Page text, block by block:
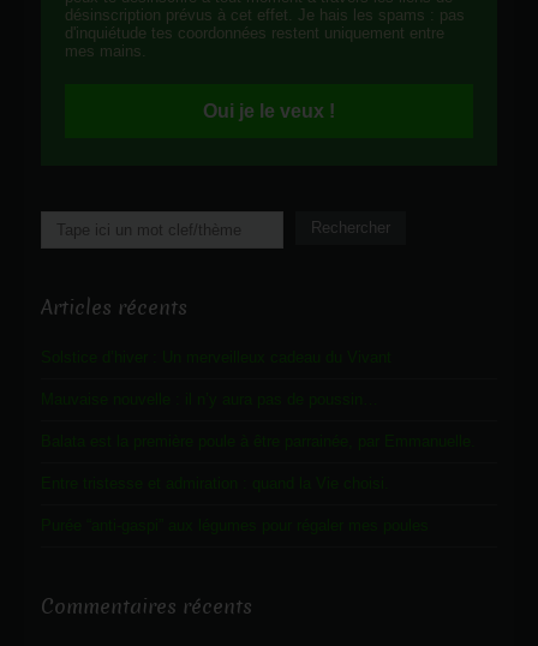
désinscription prévus à cet effet. Je hais les spams : pas
d'inquiétude tes coordonnées restent uniquement entre
mes mains.
Oui je le veux !
Rechercher Rechercher
Articles récents
Commentaires récents